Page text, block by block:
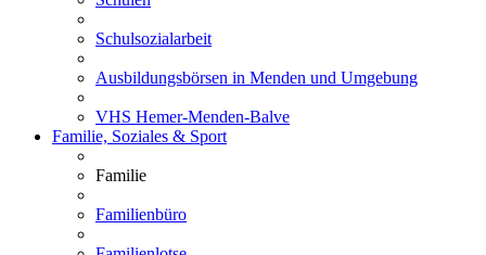
Schulsozialarbeit
Ausbildungsbörsen in Menden und Umgebung
VHS Hemer-Menden-Balve
Familie, Soziales & Sport
Familie
Familienbüro